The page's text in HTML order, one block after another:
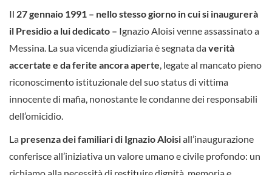
Il 27 gennaio 1991 – nello stesso giorno in cui si inaugurerà
il Presidio a lui dedicato – Ignazio Aloisi venne assassinato a
Messina. La sua vicenda giudiziaria è segnata daverità
accertate e da ferite ancora aperte, legate al mancato pieno
riconoscimento istituzionale del suo status di vittima
innocente di mafia, nonostante le condanne dei responsabili
dell’omicidio.
La presenza dei familiari di Ignazio Aloisiall’inaugurazione
conferisce all’iniziativa un valore umano e civile profondo: un